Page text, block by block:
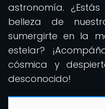
astronomía.
belleza de
sumergirte en la
estelar?
cósmica y
desconocido!